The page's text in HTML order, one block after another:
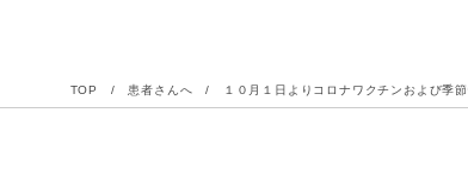
TOP / 患者さんへ / １０月１日よりコロナワクチンおよび季